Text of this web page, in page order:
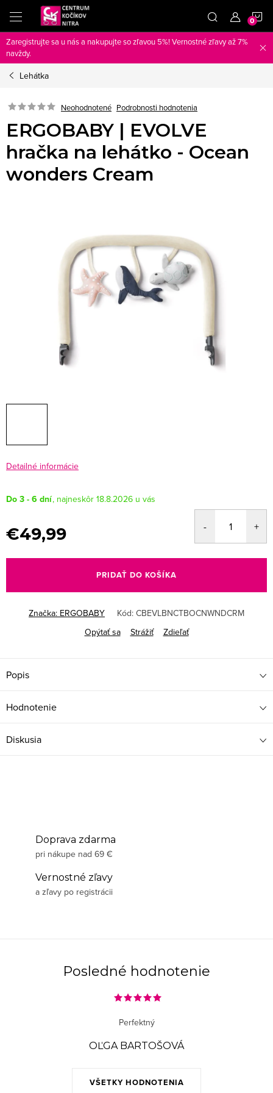
obsah
Zaregistrujte sa u nás a nakupujte so zľavou 5%! Vernostné zľavy až 7%
navždy.
Lehátka
Neohodnotené Podrobnosti hodnotenia
ERGOBABY | EVOLVE
hračka na lehátko - Ocean
wonders Cream
Detailné informácie
Do 3 - 6 dní 18.8.2026
€49,99
cena:
PRIDAŤ DO KOŠÍKA
Značka: ERGOBABY Kód: CBEVLBNCTBOCNWNDCRM
Opýtať sa
Strážiť Zdieľať
Popis
Hodnotenie
Diskusia
Doprava zdarma
pri nákupe nad 69 €
Vernostné zľavy
a zľavy po registrácii
Posledné hodnotenie
VŠETKY HODNOTENIA
Perfektný
OĽGA BARTOŠOVÁ